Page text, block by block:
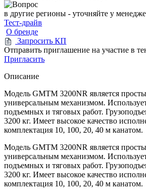
в другие регионы - уточняйте у
Тест-драйв
О бренде
Запросить КП
Отправить приглашение на участие в
Пригласить
Описание
Модель GMTM 3200NR является
универсальным механизмом.
подъемных и тяговых работ.
3200 кг. Имеет высокое качество
комплектация 10, 100, 20, 40 м канатом.
Модель GMTM 3200NR является
универсальным механизмом.
подъемных и тяговых работ.
3200 кг. Имеет высокое качество
комплектация 10, 100, 20, 40 м канатом.